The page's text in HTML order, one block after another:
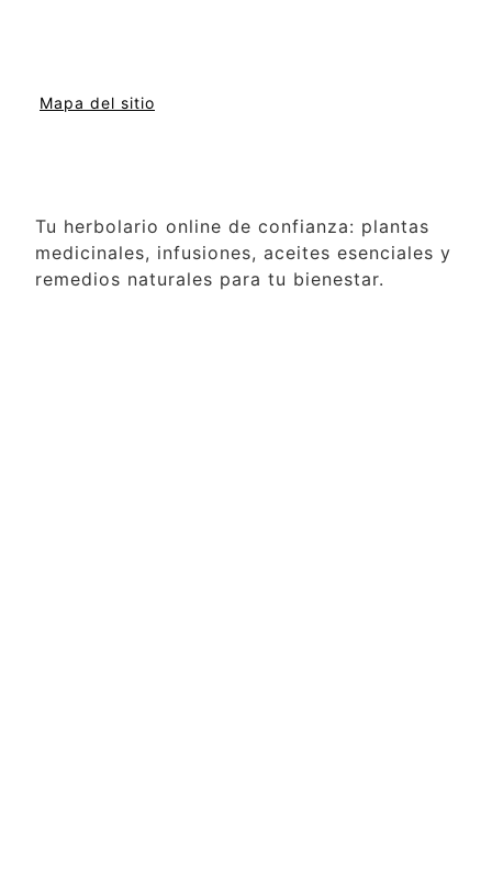
Mapa del sitio
Tu herbolario online de confianza: plantas
medicinales, infusiones, aceites esenciales y
remedios naturales para tu bienestar.